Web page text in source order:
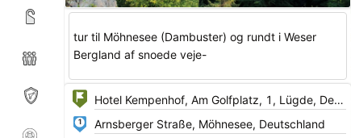
tur til Möhnesee (Dambuster) og rundt i Weser
Bergland af snoede veje-
1